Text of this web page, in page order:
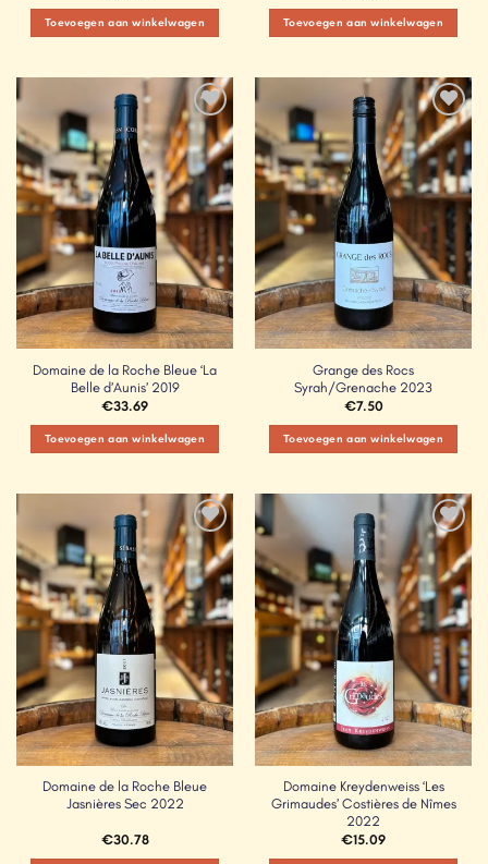
Toevoegen aan winkelwagen Toevoegen aan winkelwagen
Add to
Wishlist
Domaine de la Roche Bleue ‘La
Belle d’Aunis’ 2019
€33.69
Toevoegen aan winkelwagen
Add to
Wishlist
Grange des Rocs
Syrah/Grenache 2023
€7.50
Toevoegen aan winkelwagen
Add to
Wishlist
Domaine de la Roche Bleue
Jasnières Sec 2022
€30.78
Add to
Wishlist
Domaine Kreydenweiss ‘Les
Grimaudes’ Costières de Nîmes
2022
€15.09